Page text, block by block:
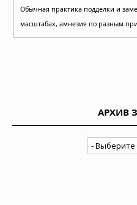
Обычная практика подделки и
АРХИВ